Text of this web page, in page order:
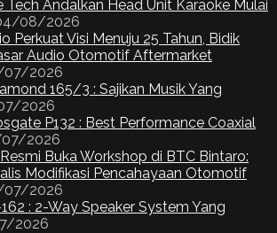
Tech Andalkan Head Unit Karaoke Mulai
08/2026
Perkuat Visi Menuju 25 Tahun, Bidik
Audio Otomotif Aftermarket
07/2026
165/3 : Sajikan Musik Yang
2026
P132 : Best Performance Coaxial
2026
Buka Workshop di BTC Bintaro:
Modifikasi Pencahayaan Otomotif
07/2026
: 2-Way Speaker System Yang
2026